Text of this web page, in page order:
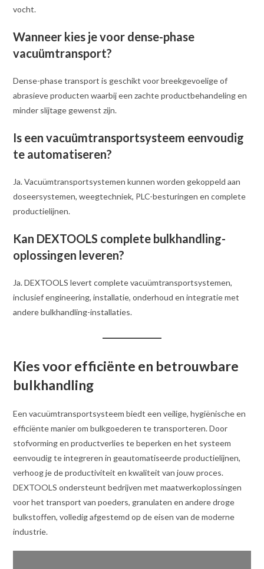
vocht.
Wanneer kies je voor dense-phase
vacuümtransport?
Dense-phase transport is geschikt voor breekgevoelige of
abrasieve producten waarbij een zachte productbehandeling en
minder slijtage gewenst zijn.
Is een vacuümtransportsysteem eenvoudig
te automatiseren?
Ja. Vacuümtransportsystemen kunnen worden gekoppeld aan
doseersystemen, weegtechniek, PLC-besturingen en complete
productielijnen.
Kan DEXTOOLS complete bulkhandling-
oplossingen leveren?
Ja. DEXTOOLS levert complete vacuümtransportsystemen,
inclusief engineering, installatie, onderhoud en integratie met
andere bulkhandling-installaties.
Kies voor efficiënte en betrouwbare
bulkhandling
Een vacuümtransportsysteem biedt een veilige, hygiënische en
efficiënte manier om bulkgoederen te transporteren. Door
stofvorming en productverlies te beperken en het systeem
eenvoudig te integreren in geautomatiseerde productielijnen,
verhoog je de productiviteit en kwaliteit van jouw proces.
DEXTOOLS ondersteunt bedrijven met maatwerkoplossingen
voor het transport van poeders, granulaten en andere droge
bulkstoffen, volledig afgestemd op de eisen van de moderne
industrie.